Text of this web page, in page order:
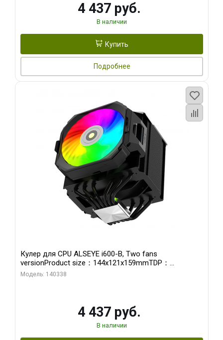
4 437 руб.
В наличии
Купить
Подробнее
Кулер для CPU ALSEYE i600-B, Two fans
versionProduct size：144x121x159mmTDP：
270WSoldering technology CD textureApplication:Intel：
Модель: 140338
4 437 руб.
В наличии